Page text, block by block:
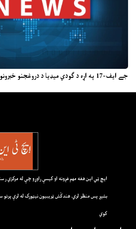
جے ایف-17 په اړه د ګودي میډیا د دروغجنو خبرونو پروپاګنډ ناکام شو
ايچ ټي اين هغه مهم غږونه او کيسې راوړو چې له مرکزي
بشپړ پس منظر لري. هندکُش ټريبيون نيټورک له لرې پرتو
کوي